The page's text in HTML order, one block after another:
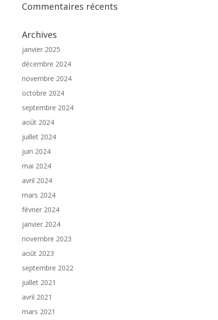
Commentaires récents
Archives
janvier 2025
décembre 2024
novembre 2024
octobre 2024
septembre 2024
août 2024
juillet 2024
juin 2024
mai 2024
avril 2024
mars 2024
février 2024
janvier 2024
novembre 2023
août 2023
septembre 2022
juillet 2021
avril 2021
mars 2021